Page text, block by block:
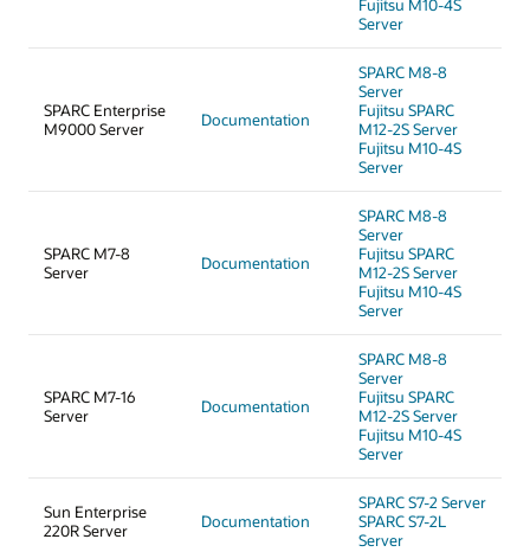
Fujitsu M10-4S
Server
SPARC Enterprise
M9000 Server
Documentation
SPARC M8-8
Server
Fujitsu SPARC
M12-2S Server
Fujitsu M10-4S
Server
SPARC M7-8
Server
Documentation
SPARC M8-8
Server
Fujitsu SPARC
M12-2S Server
Fujitsu M10-4S
Server
SPARC M7-16
Server
Documentation
SPARC M8-8
Server
Fujitsu SPARC
M12-2S Server
Fujitsu M10-4S
Server
Sun Enterprise
220R Server
Documentation
SPARC S7-2 Server
SPARC S7-2L
Server